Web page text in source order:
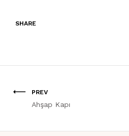
SHARE
PREV
Ahşap Kapı